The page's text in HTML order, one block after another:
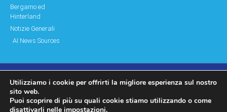
Bergamo ed
Hinterland
Notizie Generali
AI News Sources
© Copyright 2011 – 2026 Montagne & Paesi
Log In|Log Out Privacy Policy
Utilizziamo i cookie per offrirti la migliore esperienza sul nostro
sito web.
Puoi scoprire di più su quali cookie stiamo utilizzando o come
disattivarli nelle impostazioni.